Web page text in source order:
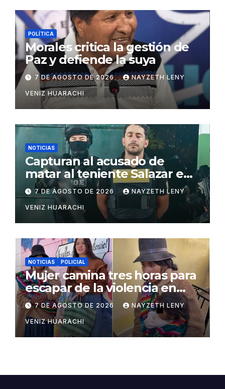
POLÍTICA
Morales critica la gestión de
Paz y defiende la suya
7 DE AGOSTO DE 2026 NAYZETH LENY
VENIZ HUARACHI
NOTICIAS
Capturan al acusado de
matar al teniente Salazar en
San Matías
7 DE AGOSTO DE 2026 NAYZETH LENY
VENIZ HUARACHI
NOTICIAS POLICIAL
Mujer camina tres horas para
escapar de la violencia en
Potosí
7 DE AGOSTO DE 2026 NAYZETH LENY
VENIZ HUARACHI